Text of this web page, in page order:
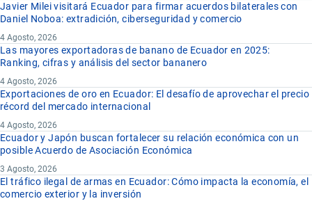
Javier Milei visitará Ecuador para firmar acuerdos bilaterales con
Daniel Noboa: extradición, ciberseguridad y comercio
4 Agosto, 2026
Las mayores exportadoras de banano de Ecuador en 2025:
Ranking, cifras y análisis del sector bananero
4 Agosto, 2026
Exportaciones de oro en Ecuador: El desafío de aprovechar el precio
récord del mercado internacional
4 Agosto, 2026
Ecuador y Japón buscan fortalecer su relación económica con un
posible Acuerdo de Asociación Económica
3 Agosto, 2026
El tráfico ilegal de armas en Ecuador: Cómo impacta la economía, el
comercio exterior y la inversión